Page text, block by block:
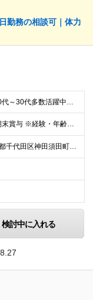
勤務の相談可｜体力
【未経験OK│学歴不問│20代～30代多数活躍中】 ◇基本的なPCスキルをお持ちの方（文字入力程度でOK） ＼接客・販売経験者が多数活躍中！／ 「人と関わる仕事が好き」 「立ち仕事から、長く働ける環
■月給25万円～50万円＋期末賞与 ※経験・年齢・スキルを考慮し決定します ※残業代は1分単位で全額支給します ※試用期間（3ヶ月）あり。期間中の給与・その他待遇に差異はありません
★転勤なし 【本社】 東京都千代田区神田須田町1－26 芝信神田ビル10F ※プロジェクト先は、通勤時間も考慮し相談の上決定しています ※出張は、首都圏の日帰りがメインなど相談が可能です！ ※（変
検討中に入れる